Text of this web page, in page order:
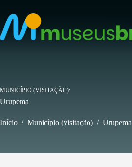
para
conteúdo
MUNICÍPIO (VISITAÇÃO)
Urupema
Início / Município (visitação) / Urupema